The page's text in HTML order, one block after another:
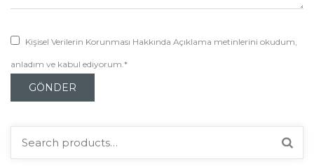
Kişisel Verilerin Korunması Hakkında Açıklama metinlerini okudum,
anladım ve kabul ediyorum.*